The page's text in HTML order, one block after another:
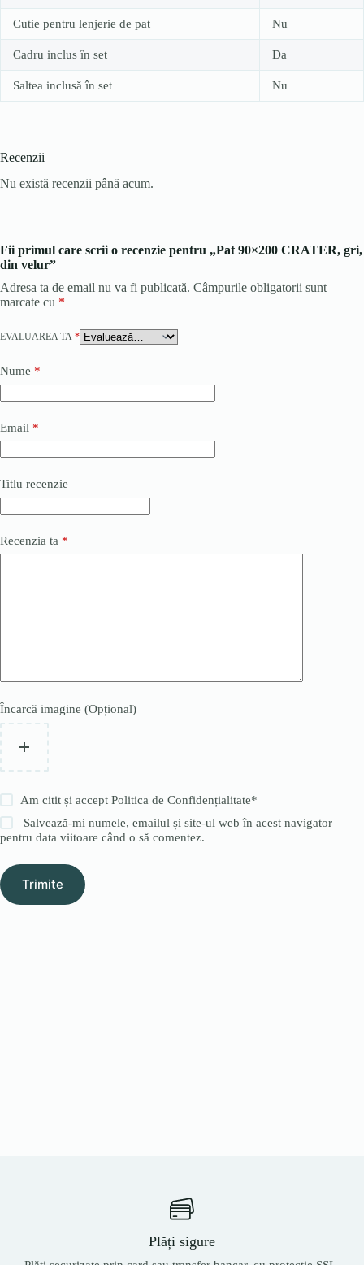
Cutie pentru lenjerie de pat Nu
Cadru inclus în set Da
Saltea inclusă în set Nu
Recenzii
Nu există recenzii până acum.
Fii primul care scrii o recenzie pentru „Pat 90×200 CRATER, gri,
din velur”
Adresa ta de email nu va fi publicată. Câmpurile obligatorii sunt
marcate cu *
EVALUAREA TA *
Nume *
Email *
Titlu recenzie
Recenzia ta *
Încarcă imagine (Opțional)
Am citit și acceptPolitica de Confidențialitate*
Salvează-mi numele, emailul și site-ul web în acest navigator
pentru data viitoare când o să comentez.
Trimite
Plăți sigure